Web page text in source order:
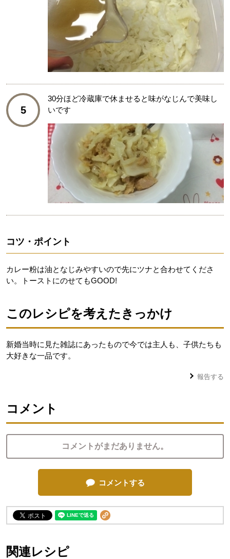
5
30分ほど冷蔵庫で休ませると味がなじんで美味し
いです
コツ・ポイント
カレー粉は油となじみやすいので先にツナと合わせてくださ
い。トーストにのせてもGOOD!
このレシピを考えたきっかけ
新婚当時に見た雑誌にあったもので今では主人も、子供たちも
大好きな一品です。
報告する
コメント
コメントがまだありません。
コメントする
関連レシピ